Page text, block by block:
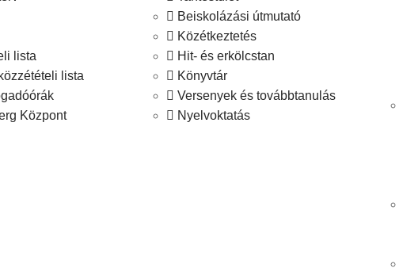
lista
lista
Központ
Beiskolázási útmutató
Közétkeztetés
Hit- és erkölcstan
Könyvtár
Versenyek és továbbtanulás
Nyelvoktatás